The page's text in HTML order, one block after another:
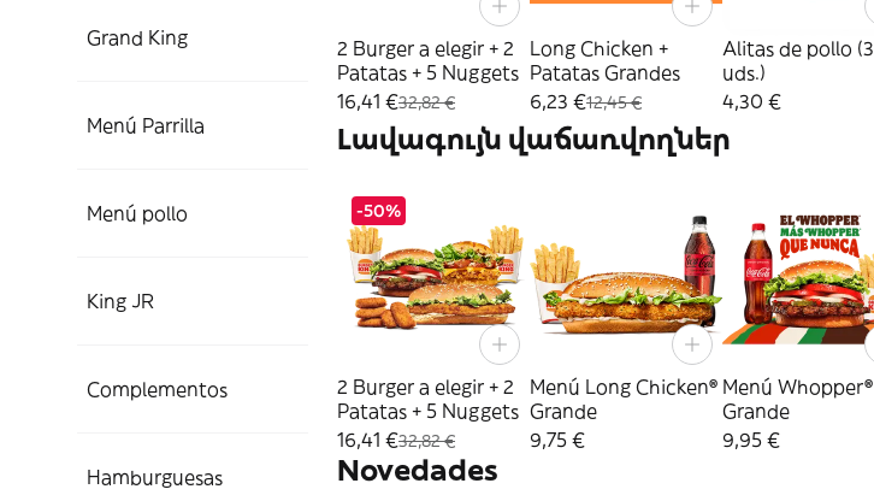
Grand King
Menú Parrilla
Menú pollo
King JR
Complementos
Hamburguesas
2 Burger a elegir + 2
Patatas + 5 Nuggets
16,41 €32,82 €
Long Chicken +
Patatas Grandes
6,23 €12,45 €
Alitas de pollo (3
uds.)
4,30 €
Լավագույն վաճառվողներ
-50%
2 Burger a elegir + 2
Patatas + 5 Nuggets
16,41 €32,82 €
Menú Long Chicken®
Grande
9,75 €
Menú Whopper®
Grande
9,95 €
Novedades